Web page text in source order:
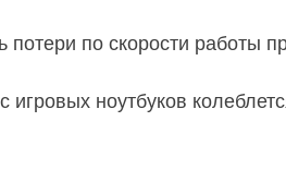
по скорости работы
ноутбуков